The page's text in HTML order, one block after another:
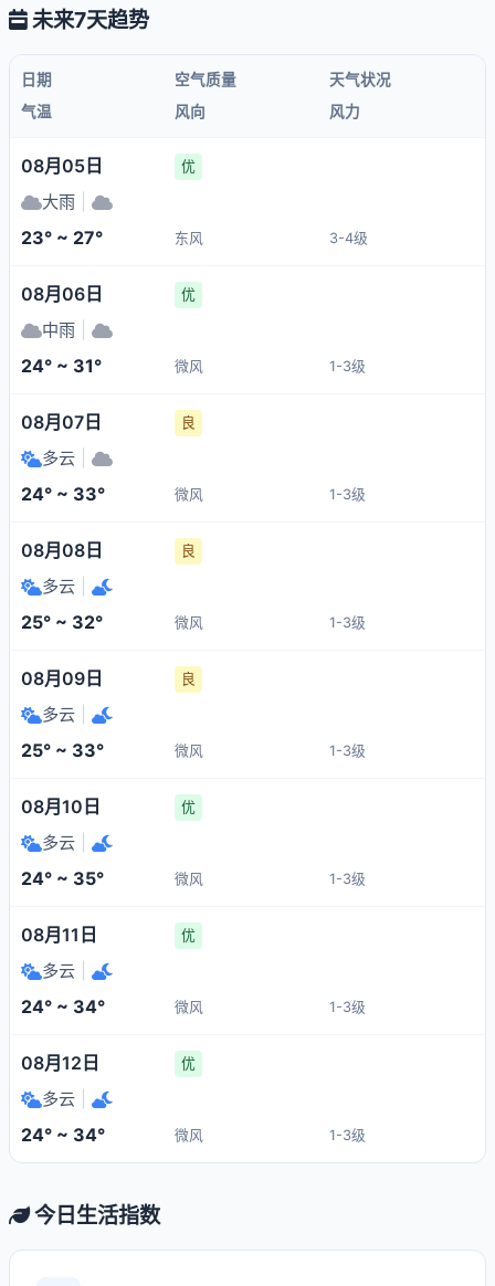
未来7天趋势
日期 空气质量
天气状况
气温
风向 风力
08月05日 优
大雨
23° ~ 27° 东风 3-4级
08月06日 优
中雨
24° ~ 31° 微风 1-3级
08月07日 良
多云
24° ~ 33° 微风 1-3级
08月08日 良
多云
25° ~ 32° 微风 1-3级
08月09日 良
多云
25° ~ 33° 微风 1-3级
08月10日 优
多云
24° ~ 35° 微风 1-3级
08月11日 优
多云
24° ~ 34° 微风 1-3级
08月12日 优
多云
24° ~ 34° 微风 1-3级
今日生活指数